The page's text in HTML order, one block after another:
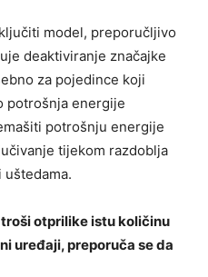
model, preporučljivo
deaktiviranje značajke
za pojedince koji
potrošnja energije
potrošnju energije
tijekom razdoblja
otprilike istu količinu
uređaji, preporuča se da